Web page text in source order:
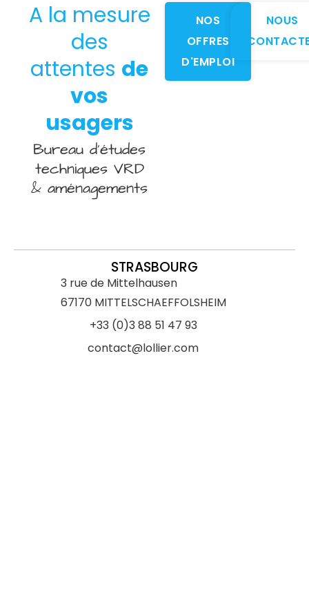
A la mesure
des
attentes de
vos
usagers
Bureau d’études
techniques VRD
& aménagements
NOS
OFFRES
D'EMPLOI
NOUS
STRASBOURG
3 rue de Mittelhausen
67170 MITTELSCHAEFFOLSHEIM
+33 (0)3 88 51 47 93
contact@lollier.com